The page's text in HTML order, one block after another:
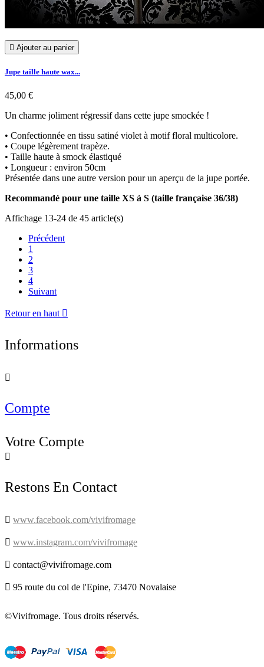
 Ajouter au panier
Jupe taille haute wax...
45,00 €
Un charme joliment régressif dans cette jupe smockée !
• Confectionnée en tissu satiné violet à motif floral multicolore.
• Coupe légèrement trapèze.
• Taille haute à smock élastiqué
• Longueur : environ 50cm
Présentée dans une autre version pour un aperçu de la jupe portée.
Recommandé pour une taille XS à S (taille française 36/38)
Affichage 13-24 de 45 article(s)
Précédent
1
2
3
4
Suivant
Retour en haut 
Informations

Compte
Votre Compte

Restons En Contact
 www.facebook.com/vivifromage
 www.instagram.com/vivifromage
 contact@vivifromage.com
 95 route du col de l'Epine, 73470 Novalaise
©Vivifromage. Tous droits réservés.